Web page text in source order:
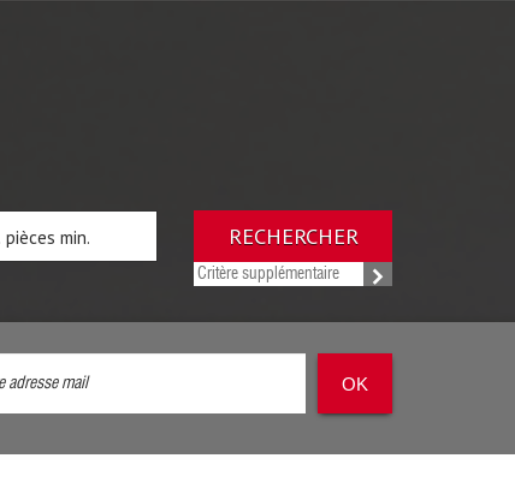
RECHERCHER
Critère supplémentaire
OK